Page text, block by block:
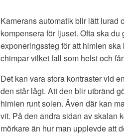
Kamerans automatik blir lätt lurad
kompensera för ljuset. Ofta ska du
exponeringssteg för att himlen
chimpar vilket fall som helst och
Det kan vara stora kontraster vid
den står lågt. Att den blir utbränd
himlen runt solen. Även där kan
vit. På den andra sidan av skalan
mörkare än hur man upplevde att